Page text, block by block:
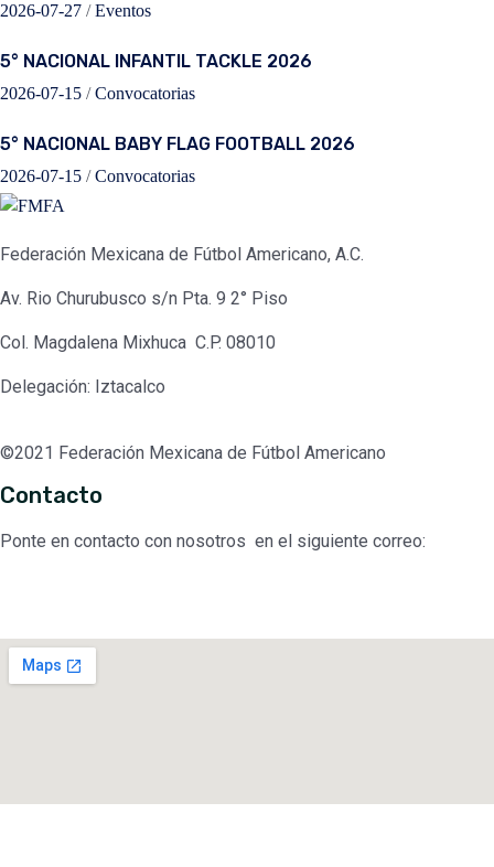
2026-07-27 / Eventos
5° NACIONAL INFANTIL TACKLE 2026
2026-07-15 / Convocatorias
5° NACIONAL BABY FLAG FOOTBALL 2026
2026-07-15 / Convocatorias
Federación Mexicana de Fútbol Americano, A.C.
Av. Rio Churubusco s/n Pta. 9 2° Piso
Col. Magdalena Mixhuca C.P. 08010
Delegación: Iztacalco
©2021 Federación Mexicana de Fútbol Americano
Contacto
Ponte en contacto con nosotros en el siguiente correo: